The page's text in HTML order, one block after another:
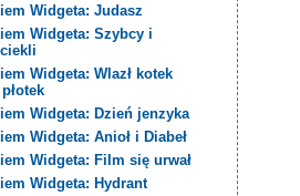
Widgeta: Judasz
Widgeta: Szybcy i
Widgeta: Wlazł kotek
Widgeta: Dzień jenzyka
Widgeta: Anioł i Diabeł
Widgeta: Film się urwał
Widgeta: Hydrant